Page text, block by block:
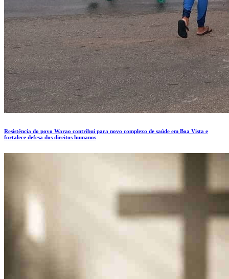
Resistência do povo Warao contribui para novo complexo de saúde em Boa Vista e
fortalece defesa dos direitos humanos